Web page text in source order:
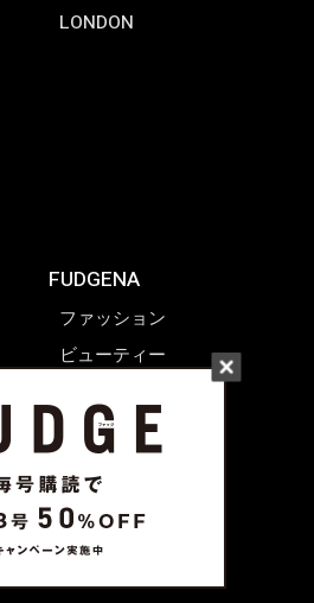
LONDON
FUDGENA
ファッション
ビューティー
ライフスタイル